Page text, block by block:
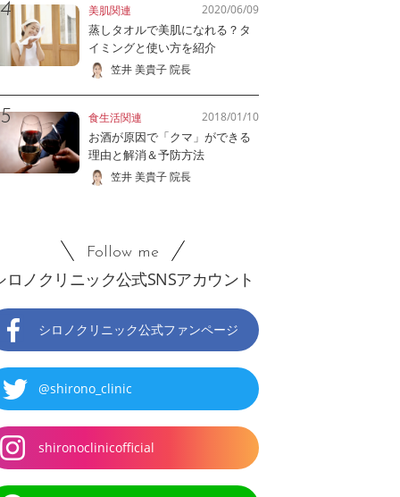
美肌関連 2020/06/09
蒸しタオルで美肌になれる？タ
イミングと使い方を紹介
笠井 美貴子 院長
食生活関連 2018/01/10
お酒が原因で「クマ」ができる
理由と解消＆予防方法
笠井 美貴子 院長
Follow me
ロノクリニック公式SNSアカウント
シロノクリニック公式ファンページ
@shirono_clinic
shironoclinicofficial